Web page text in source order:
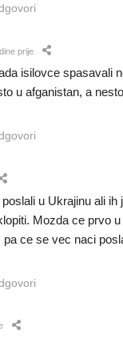
prije
isilovce spasavali
u afganistan, a
u Ukrajinu ali ih
Mozda ce prvo
pa ce se vec naci